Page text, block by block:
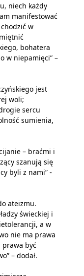
niech każdy
manifestować
w
bohatera
w niepamięci” –
jest
woli;
sercu
sumienia,
– braćmi i
szanują się
byli z nami” -
ateizmu.
świeckiej i
a w
nie ma prawa
prawa być
– dodał.